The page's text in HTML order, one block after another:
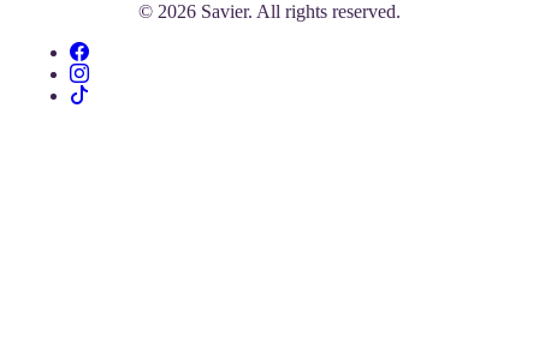
© 2026 Savier. All rights reserved.